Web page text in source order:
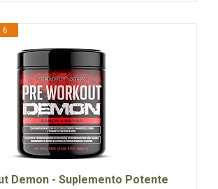
6
Demon - Suplemento Potente